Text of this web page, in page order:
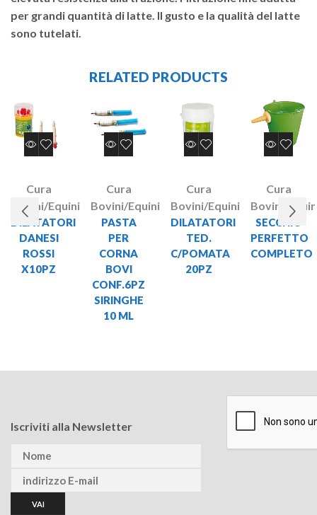
per grandi quantità di latte. Il gusto e la qualità del latte
sono tutelati.
RELATED PRODUCTS
Cura
Bovini/Equini
DILATATORI
DANESI
ROSSI
X10PZ
Cura
Bovini/Equini
PASTA
PER
CORNA
BOVI
CONF.6PZ
SIRINGHE
10 ML
Cura
Bovini/Equini
DILATATORI
TED.
C/POMATA
20PZ
Cura
Bovini/
SECCHIO
PERFETTO
COMPLETO
Iscriviti alla Newsletter